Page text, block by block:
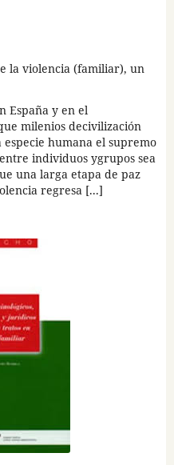
la violencia (familiar), un
España y en el
milenios decivilización
humana el supremo
individuos ygrupos sea
una larga etapa de paz
regresa [...]